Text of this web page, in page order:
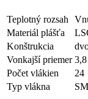
Teplotný rozsah
Materiál plášťa
Konštrukcia
Vonkajší priemer
Počet vlákien
24
Typ vlákna